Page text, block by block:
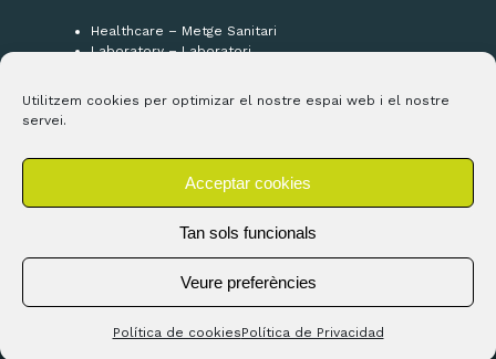
Utilitzem cookies per optimizar el nostre espai web i el nostre
servei.
Acceptar cookies
Tan sols funcionals
Veure preferències
Política de cookiesPolítica de Privacidad
Healthcare – Metge Sanitari
Laboratory – Laboratori
Segueix-nos!
Copyright ©Electrolomas SL2026 - Tots els drets